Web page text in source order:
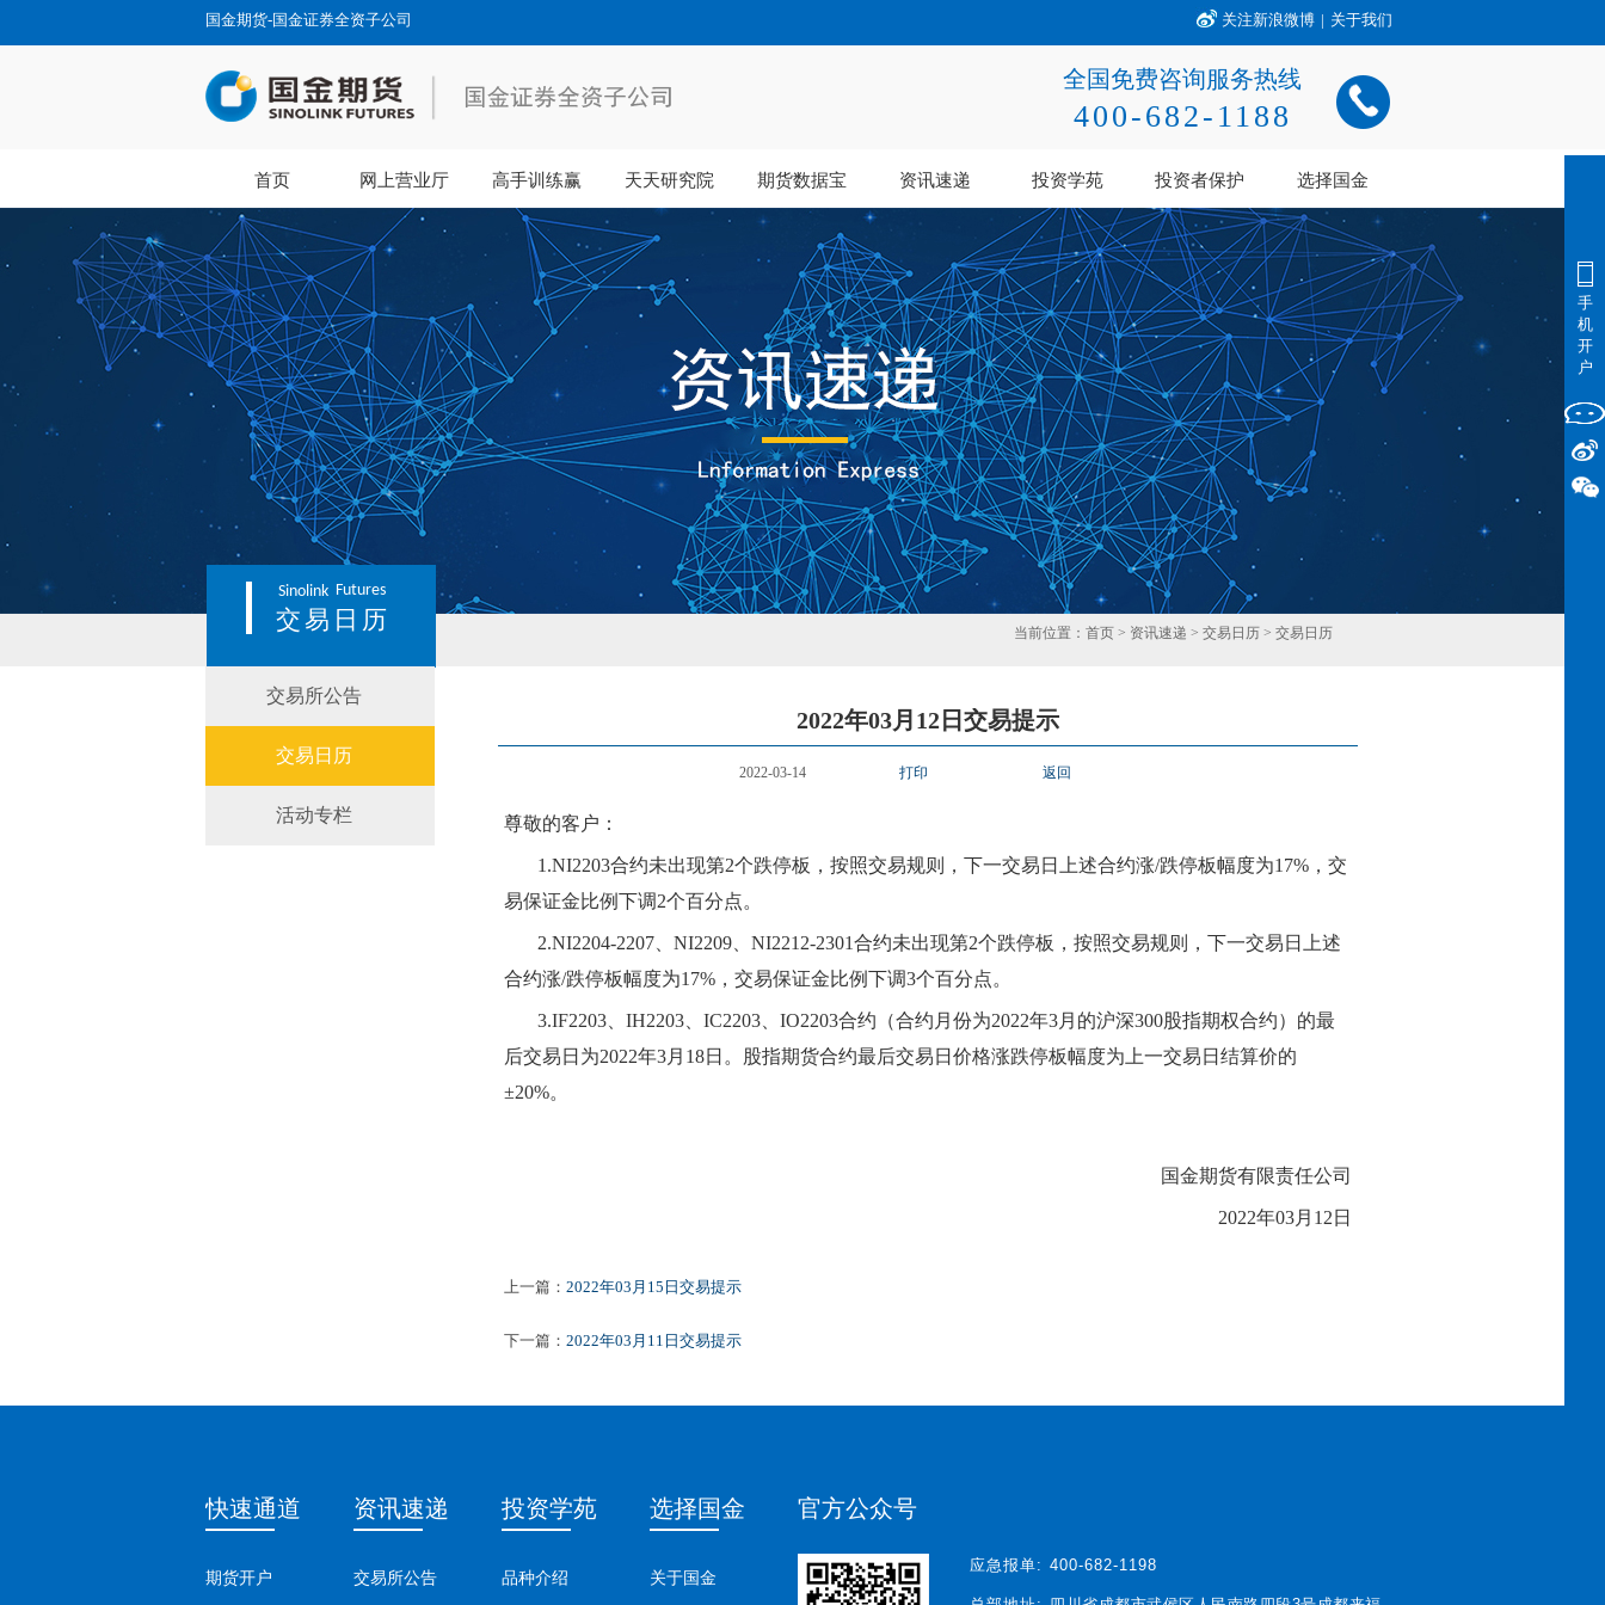
国金期货-国金证券全资子公司 关注新浪微博 | 关于我们
全国免费咨询服务热线
400-682-1188
首页 网上营业厅 高手训练赢 天天研究院 期货数据宝 资讯速递 投资学苑 投资者保护 选择国金
Sinolink Futures
交易日历 当前位置： 首页 > 资讯速递 > 交易日历 > 交易日历
交易所公告
交易日历
活动专栏
2022年03月12日交易提示
2022-03-14 打印 返回
尊敬的客户：
1.NI2203合约未出现第2个跌停板，按照交易规则，下一交易日上述合约涨/跌停板幅度为17%，交
易保证金比例下调2个百分点。
2.NI2204-2207 NI2209 NI2212-2301合约未出现第2个跌停板，按照交易规则，下一交易日上述
合约涨/跌停板幅度为17%，交易保证金比例下调3个百分点。
3.IF2203、IH2203、IC2203、IO2203合约（合约月份为2022年3月的沪深300股指期权合约）的最
后交易日为2022年3月18日。
股指期货合约最后交易日价格涨跌停板幅度为上一交易日结算价的
±20%。
国金期货有限责任公司
2022年03月 12 日
上一篇： 2022年03月15日交易提示
下一篇： 2022年03月11日交易提示
快速通道
期货开户
资讯速递
交易所公告
投资学苑
品种介绍
选择国金
关于国金
官方公众号
应急报单: 400-682-1198
手
机
开
户